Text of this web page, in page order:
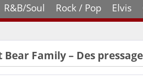
R&B/Soul Rock / Pop Elvis
Bear Family – Des